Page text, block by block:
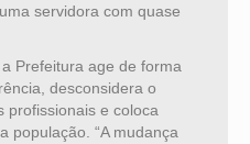
servidora com quase
Prefeitura age de forma
desconsidera o
profissionais e coloca
população. “A mudança